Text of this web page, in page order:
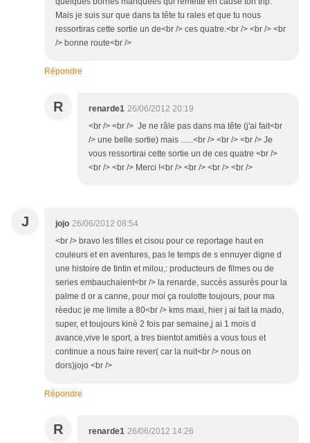
Mais je suis sur que dans ta tête tu rales et que tu nous
ressortiras cette sortie un de<br /> ces quatre.<br /> <br /> <br
/> bonne route<br />
Répondre
R renarde1 26/06/2012 20:19
<br /> <br /> Je ne râle pas dans ma tête (j'ai fait<br
/> une belle sortie) mais ......<br /> <br /> <br /> Je
vous ressortirai cette sortie un de ces quatre <br />
<br /> <br /> Merci !<br /> <br /> <br /> <br />
J jojo 26/06/2012 08:54
<br /> bravo les filles et cisou pour ce reportage haut en
couleurs et en aventures, pas le temps de s ennuyer digne d
une histoire de tintin et milou,: producteurs de filmes ou de
series embauchaient<br /> la renarde, succès assurès pour la
palme d or a canne, pour moi ça roulotte toujours, pour ma
rèeduc je me limite a 80<br /> kms maxi, hier j ai fait la mado,
super, et toujours kinè 2 fois par semaine,j ai 1 mois d
avance,vive le sport, a tres bientot amitiès a vous tous et
continue a nous faire rever( car la nuit<br /> nous on
dors)jojo <br />
Répondre
R renarde1 26/06/2012 14:26